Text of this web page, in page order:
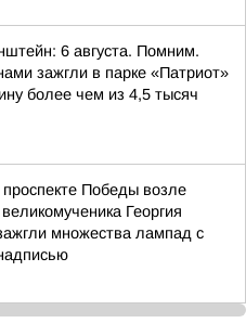
6 августа. Помним.
зажгли в парке «Патриот»
более чем из 4,5 тысяч
Победы возле
Георгия
множества лампад с